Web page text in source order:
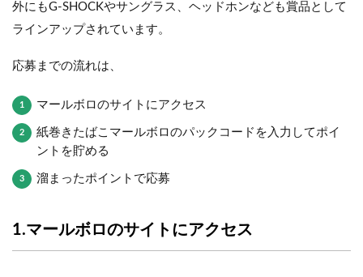
外にもG-SHOCKやサングラス、ヘッドホンなども賞品として
ラインアップされています。
応募までの流れは、
マールボロのサイトにアクセス
紙巻きたばこマールボロのパックコードを入力してポイ
ントを貯める
溜まったポイントで応募
1.マールボロのサイトにアクセス